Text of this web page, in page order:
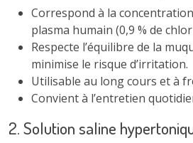
Correspond à la
plasma humain (0,9 % de
Respecte l’équilibre de la
minimise le risque d’irritation.
Utilisable au long cours et à
Convient à l’entretien
2. Solution saline